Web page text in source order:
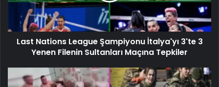
Last Nations League Şampiyonu İtalya'yı 3'te 3
Yenen Filenin Sultanları Maçına Tepkiler